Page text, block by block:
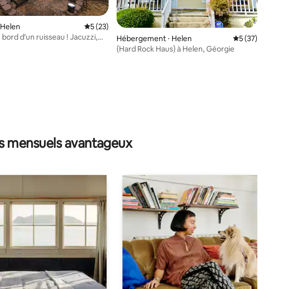
base de 107 commentaires : 4,98 sur 5
Évaluation moyenne sur la base de 23 commentaires : 5 sur 5
5 (23)
d'un ruisseau ! Jacuzzi,
Hébergement ⋅ Helen Évaluation
5 (37)
{Hard Rock Haus} à Helen, Géorgie
mensuels avantageux